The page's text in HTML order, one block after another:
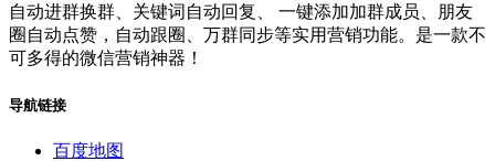
自动进群换群、关键词自动回复、 一键添加加群成员、朋友
圈自动点赞，自动跟圈、万群同步等实用营销功能。是一款不
可多得的微信营销神器！
导航链接
百度地图